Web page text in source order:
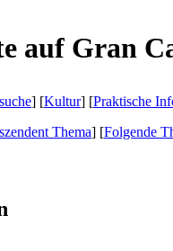
auf Gran
] [Kultur] [Praktische
Thema] [Folgende